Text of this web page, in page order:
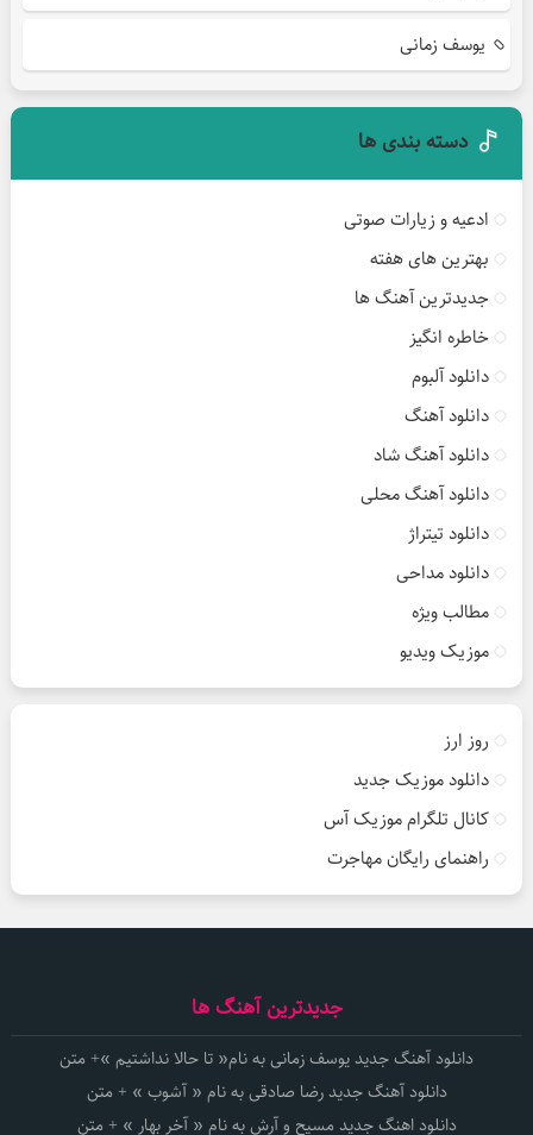
یوسف زمانی
دسته بندی ها
ادعیه و زیارات صوتی
بهترین های هفته
جدیدترین آهنگ ها
خاطره انگیز
دانلود آلبوم
دانلود آهنگ
دانلود آهنگ شاد
دانلود آهنگ محلی
دانلود تیتراژ
دانلود مداحی
مطالب ویژه
موزیک ویدیو
روز ارز
دانلود موزیک جدید
کانال تلگرام موزیک آس
راهنمای رایگان مهاجرت
جدیدترین آهنگ ها
دانلود آهنگ جدید یوسف زمانی به نام« تا حالا نداشتیم »+ متن
دانلود آهنگ جدید رضا صادقی به نام « آشوب » + متن
دانلود اهنگ جدید مسیح و آرش به نام « آخر بهار » + متن